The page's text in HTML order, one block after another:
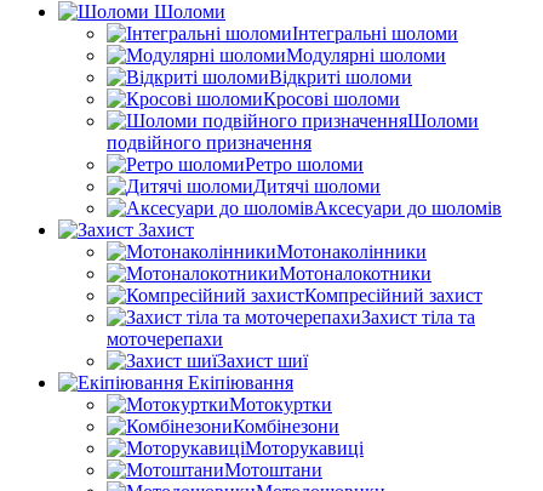
Шоломи
Інтегральні шоломи
Модулярні шоломи
Відкриті шоломи
Кросові шоломи
Шоломи
подвійного призначення
Ретро шоломи
Дитячі шоломи
Аксесуари до шоломів
Захист
Мотонаколінники
Мотоналокотники
Компресійний захист
Захист тіла та
моточерепахи
Захист шиї
Екіпіювання
Мотокуртки
Комбінезони
Моторукавиці
Мотоштани